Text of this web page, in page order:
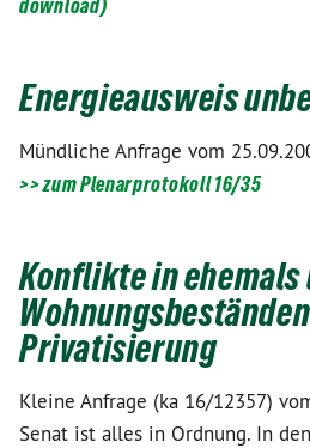
download)
Energieausweis
Mündliche Anfrage vom
>> zum Plenarprotokoll 16/35
Konflikte in ehemals
Privatisierung
Kleine Anfrage (ka 16/12357)
Senat ist alles in Ordnung. In den